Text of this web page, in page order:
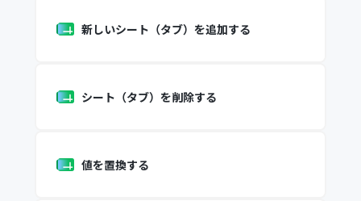
新しいシート（タブ）を追加する
シート（タブ）を削除する
値を置換する